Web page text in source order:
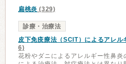
扁桃炎 (329)
診療・治療法
皮下免疫療法（SCIT）によるアレル
6)
花粉やダニによるアレルギー性鼻炎